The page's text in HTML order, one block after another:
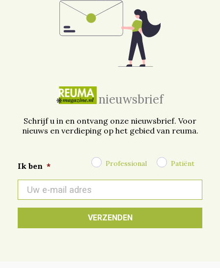
nieuwsbrief
Schrijf u in en ontvang onze nieuwsbrief. Voor
nieuws en verdieping op het gebied van reuma.
Ik ben * Professional Patiënt
mail
*